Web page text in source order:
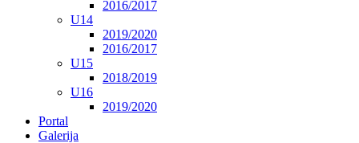
2016/2017
U14
2019/2020
2016/2017
U15
2018/2019
U16
2019/2020
Portal
Galerija